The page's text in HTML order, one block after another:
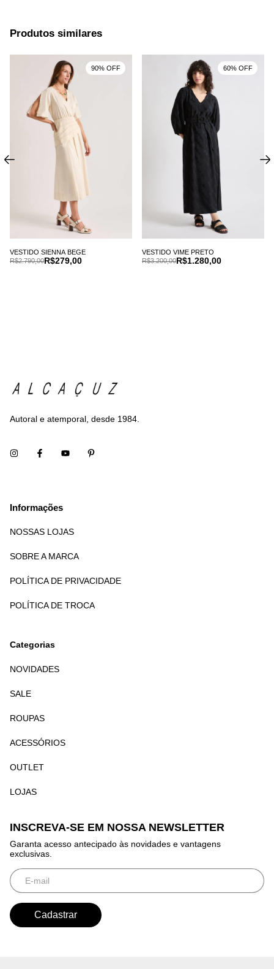
Produtos similares
VESTIDO SIENNA BEGE
R$279,00
R$2.790,00
90% OFF
VESTIDO VIME PRETO
R$1.280,00
R$3.200,00
60% OFF
Autoral e atemporal, desde 1984.
Informações
NOSSAS LOJAS
SOBRE A MARCA
POLÍTICA DE PRIVACIDADE
POLÍTICA DE TROCA
Categorias
NOVIDADES
SALE
ROUPAS
ACESSÓRIOS
OUTLET
LOJAS
INSCREVA-SE EM NOSSA NEWSLETTER
Garanta acesso antecipado às novidades e vantagens
exclusivas.